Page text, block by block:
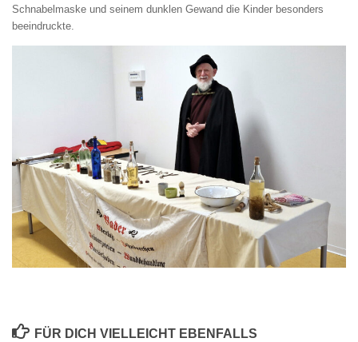
Schnabelmaske und seinem dunklen Gewand die Kinder besonders
beeindruckte.
FÜR DICH VIELLEICHT EBENFALLS